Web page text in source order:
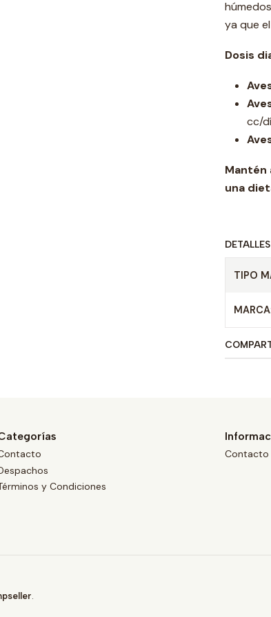
ya que
Dosis
cc/
Mantén
una
DETALLES
TIPO
y Condiciones
Contacto
.